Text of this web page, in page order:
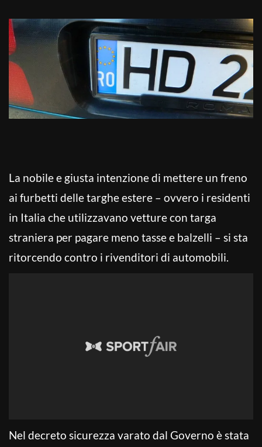
La nobile e giusta intenzione di mettere un freno
ai furbetti delle targhe estere – ovvero i residenti
in Italia che utilizzavano vetture con targa
straniera per pagare meno tasse e balzelli – si sta
ritorcendo contro i rivenditori di automobili.
Nel decreto sicurezza varato dal Governo è stata